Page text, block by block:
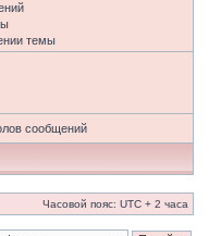
темы
сообщений
Часовой пояс: UTC + 2 часа